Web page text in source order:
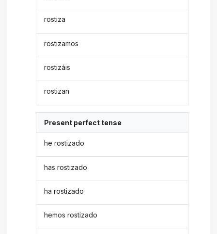
rostiza
rostizamos
rostizáis
rostizan
Present perfect tense
he rostizado
has rostizado
ha rostizado
hemos rostizado